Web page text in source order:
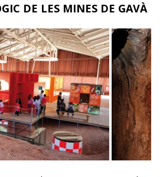
DE LES MINES DE GAVÀ